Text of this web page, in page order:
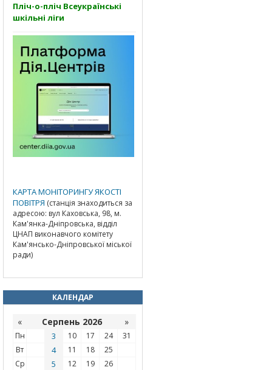
Пліч-о-пліч Всеукраїнські
шкільні ліги
КАРТА МОНІТОРИНГУ ЯКОСТІ
ПОВІТРЯ (станція знаходиться за
адресою: вул Каховська, 98, м.
Кам'янка-Дніпровська, відділ
ЦНАП виконавчого комітету
Кам'янсько-Дніпровської міської
ради)
КАЛЕНДАР
« Серпень 2026 »
Пн 3 10 17 24
31
Вт
4 11 18
25
Ср
5 12 19
26